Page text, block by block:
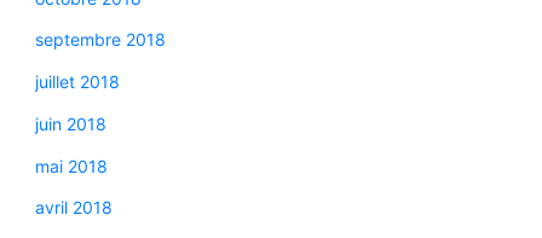
septembre 2018
juillet 2018
juin 2018
mai 2018
avril 2018